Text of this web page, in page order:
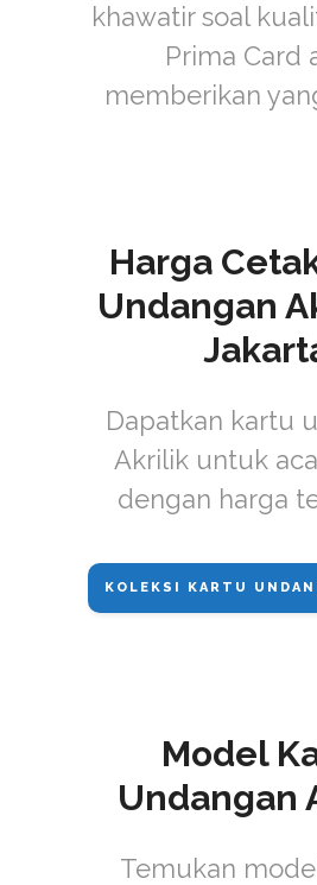
khawatir soal
Prima Card
memberikan
Harga
Undangan
Dapatkan kartu
Akrilik untuk
dengan harga
KOLEKSI KARTU
Model
Undangan
Temukan